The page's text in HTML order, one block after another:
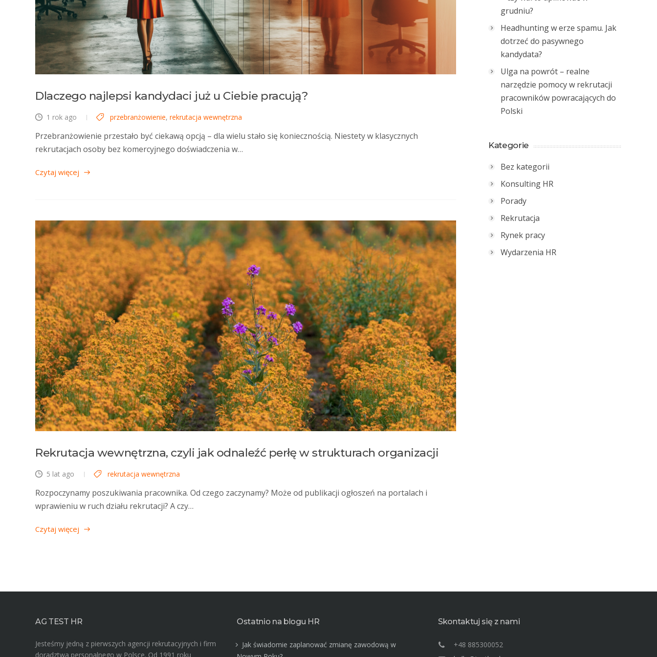
Dlaczego najlepsi kandydaci już u Ciebie pracują?
1 rok ago przebranżowienie, rekrutacja wewnętrzna
Przebranżowienie przestało być ciekawą opcją – dla wielu stało się koniecznością. Niestety w klasycznych
rekrutacjach osoby bez komercyjnego doświadczenia w…
Czytaj więcej
Rekrutacja wewnętrzna, czyli jak odnaleźć perłę w strukturach organizacji
5 lat ago rekrutacja wewnętrzna
Rozpoczynamy poszukiwania pracownika. Od czego zaczynamy? Może od publikacji ogłoszeń na portalach i
wprawieniu w ruch działu rekrutacji? A czy…
Czytaj więcej
grudniu?
Headhunting w erze spamu. Jak
dotrzeć do pasywnego
kandydata?
Ulga na powrót – realne
narzędzie pomocy w rekrutacji
pracowników powracających do
Polski
Kategorie
Bez kategorii
Konsulting HR
Porady
Rekrutacja
Rynek pracy
Wydarzenia HR
AG TEST HR
Jesteśmy jedną z pierwszych agencji rekrutacyjnych i firm
doradztwa personalnego w Polsce. Od 1991 roku
Ostatnio na blogu HR
Jak świadomie zaplanować zmianę zawodową w
Skontaktuj się z nami
+48 885300052